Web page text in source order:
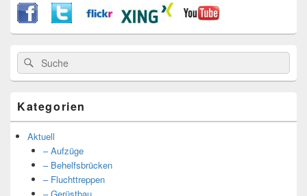
Suche
nach:
Suche
Kategorien
Aktuell
– Aufzüge
– Behelfsbrücken
– Fluchttreppen